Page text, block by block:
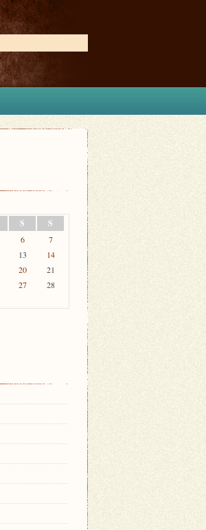
S S
6
7
13
14
20
21
27
28